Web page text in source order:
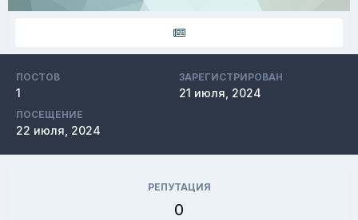
ПОСТОВ
1
ЗАРЕГИСТРИРОВАН
21 июля, 2024
ПОСЕЩЕНИЕ
22 июля, 2024
РЕПУТАЦИЯ
0